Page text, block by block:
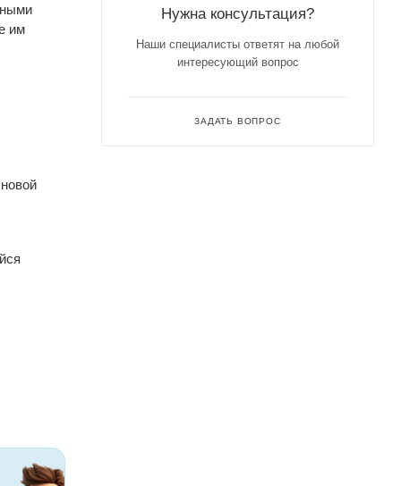
им
Нужна консультация?
Наши специалисты ответят на любой
интересующий вопрос
ЗАДАТЬ ВОПРОС